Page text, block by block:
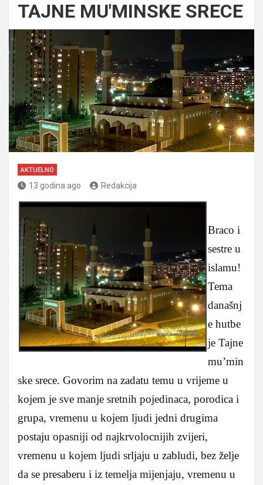
TAJNE MU'MINSKE SRECE
AKTUELNO
13 godina ago Redakcija
Braco i
sestre u
islamu!
Tema
današnj
e hutbe
je Tajne
mu’min
ske srece. Govorim na zadatu temu u vrijeme u
kojem je sve manje sretnih pojedinaca, porodica i
grupa, vremenu u kojem ljudi jedni drugima
postaju opasniji od najkrvolocnijih zvijeri,
vremenu u kojem ljudi srljaju u zabludi, bez želje
da se presaberu i iz temelja mijenjaju, vremenu u